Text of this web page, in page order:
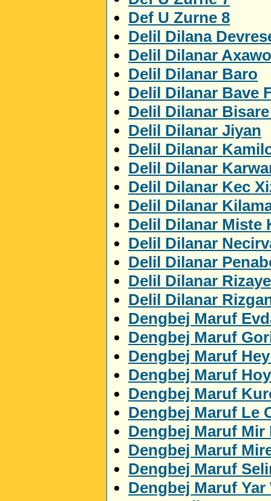
Def U Zurne 8
Delil Dilana
Delil Dilanar
Delil Dilanar Baro
Delil Dilanar Bave
Delil Dilanar
Delil Dilanar Jiyan
Delil Dilanar
Delil Dilanar
Delil Dilanar Kec
Delil Dilanar
Delil Dilanar Miste
Delil Dilanar
Delil Dilanar
Delil Dilanar
Delil Dilanar
Dengbej Maruf
Dengbej Maruf
Dengbej Maruf
Dengbej Maruf
Dengbej Maruf
Dengbej Maruf Le
Dengbej Maruf Mir
Dengbej Maruf
Dengbej Maruf
Dengbej Maruf Yar